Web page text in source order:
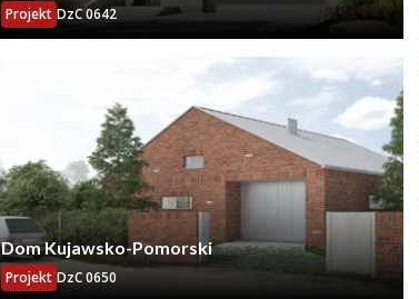
Projekt DzC 0642
Dom Kujawsko-Pomorski
Projekt DzC 0650